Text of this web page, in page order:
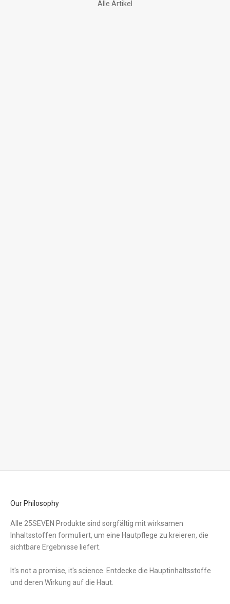
Alle Artikel
Our Philosophy
Alle 25SEVEN Produkte sind sorgfältig mit wirksamen
Inhaltsstoffen formuliert, um eine Hautpflege zu kreieren, die
sichtbare Ergebnisse liefert.
It's not a promise, it's science. Entdecke die Hauptinhaltsstoffe
und deren Wirkung auf die Haut.